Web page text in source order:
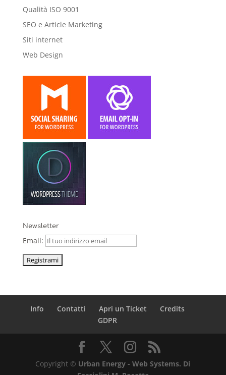
Qualità ISO 9001
SEO e Article Marketing
Siti internet
Web Design
Newsletter
Email:
Info Contatti Apri un Ticket
Credits
GDPR
Copyright © Urban Energy - Web Systems. Di